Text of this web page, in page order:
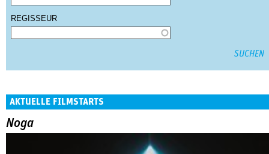
REGISSEUR
AKTUELLE FILMSTARTS
Noga